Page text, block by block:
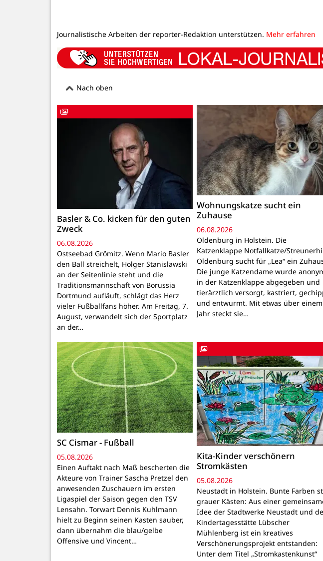
Journalistische Arbeiten der reporter-Redaktion unterstützen. Mehr erfahren
Nach oben
Basler & Co. kicken für den guten
Zweck
06.08.2026
Ostseebad Grömitz. Wenn Mario Basler
den Ball streichelt, Holger Stanislawski
an der Seitenlinie steht und die
Traditionsmannschaft von Borussia
Dortmund aufläuft, schlägt das Herz
vieler Fußballfans höher. Am Freitag, 7.
August, verwandelt sich der Sportplatz
an der…
Wohnungskatze sucht ein
Zuhause
06.08.2026
Oldenburg in Holstein. Die
Katzenklappe Notfallkatze/
Oldenburg sucht für „Lea“ ein
Die junge Katzendame wurde
in der Katzenklappe abgegeben und
tierärztlich versorgt, kastriert,
und entwurmt. Mit etwas über einem
Jahr steckt sie…
SC Cismar - Fußball
05.08.2026
Einen Auftakt nach Maß bescherten die
Akteure von Trainer Sascha Pretzel den
anwesenden Zuschauern im ersten
Ligaspiel der Saison gegen den TSV
Lensahn. Torwart Dennis Kuhlmann
hielt zu Beginn seinen Kasten sauber,
dann übernahm die blau/gelbe
Offensive und Vincent…
Kita-Kinder verschönern
Stromkästen
05.08.2026
Neustadt in Holstein. Bunte Farben
grauer Kästen: Aus einer
Idee der Stadtwerke Neustadt und
Kindertagesstätte Lübscher
Mühlenberg ist ein kreatives
Verschönerungsprojekt entstanden:
Unter dem Titel „Stromkastenkunst“